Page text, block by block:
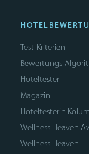
Test-Kriterien
Bewertungs-
Hoteltester
Magazin
Hoteltesterin
Wellness Heaven
Wellness Heaven